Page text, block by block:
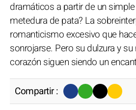
dramáticos a partir de un
metedura de pata? La
romanticismo excesivo que
sonrojarse. Pero su dulzura y
corazón siguen siendo un
Compartir :